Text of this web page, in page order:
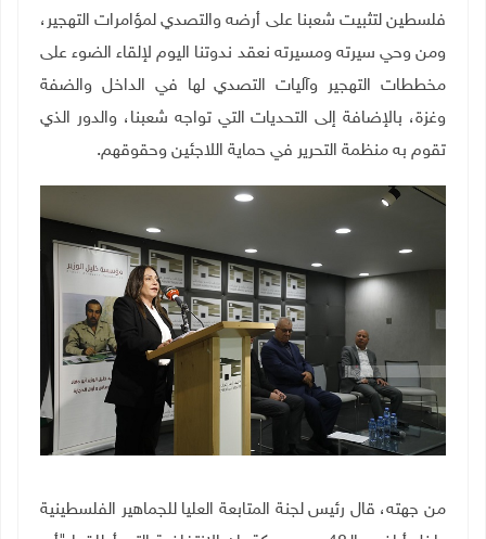
فلسطين لتثبيت شعبنا على أرضه والتصدي لمؤامرات التهجير،
ومن وحي سيرته ومسيرته نعقد ندوتنا اليوم لإلقاء الضوء على
مخططات التهجير وآليات التصدي لها في الداخل والضفة
وغزة، بالإضافة إلى التحديات التي تواجه شعبنا، والدور الذي
تقوم به منظمة التحرير في حماية اللاجئين وحقوقهم.
من جهته، قال رئيس لجنة المتابعة العليا للجماهير الفلسطينية